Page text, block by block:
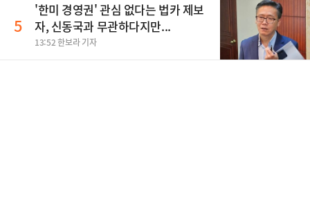
5
'한미 경영권' 관심 없다는 법카 제보
자, 신동국과 무관하다지만...
13:52 한보라 기자